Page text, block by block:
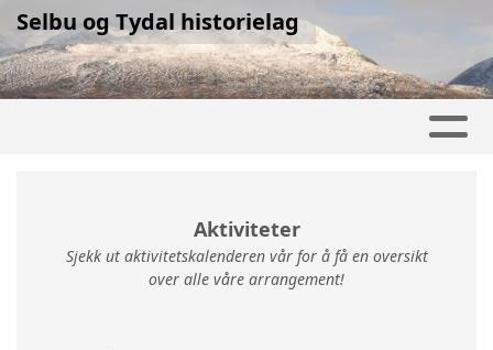
Selbu og Tydal historielag
Aktiviteter
Sjekk ut aktivitetskalenderen vår for å få en oversikt
over alle våre arrangement!